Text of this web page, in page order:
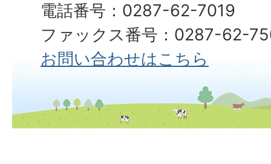
電話番号：0287-62-7019
ファックス番号：0287-62-
お問い合わせはこちら